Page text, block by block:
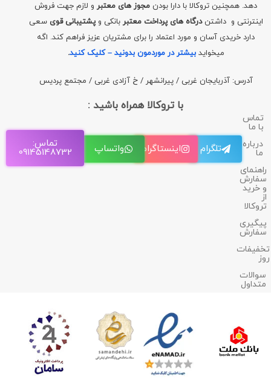
دهد. همچنین تروکالا با دارا بودن مجوز های معتبرو لازم جهت فروش
اینترنتی و داشتندرگاه های پرداخت معتبر بانکی وپشتیبانی قوی سعی
دارد خریدی آسان و مورد اعتماد را برای مشتریان عزیز فراهم کند. اگه
میخوایدبیشتر در موردمون بدونید – کلیک کنید.
آدرس: آذربایجان غربی / پیرانشهر / خ آزادی غربی / مجتمع پردیس
با تروکالا همراه باشید :
تماس
با ما
درباره
ما
راهنمای
سفارش
و خرید
از
تروکالا
پیگیری
سفارش
تخفیفات
روز
سوالات
متداول
تلگرام اینستاگرام واتساپ تماس:
09145148732